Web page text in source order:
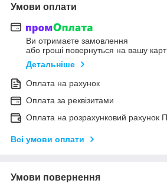
Умови оплати
Ви отримаєте замовлення
або гроші повернуться на вашу
Детальніше
Оплата на рахунок
Оплата за реквізитами
Оплата на розрахунковий рахунок
Всі умови оплати
Умови повернення